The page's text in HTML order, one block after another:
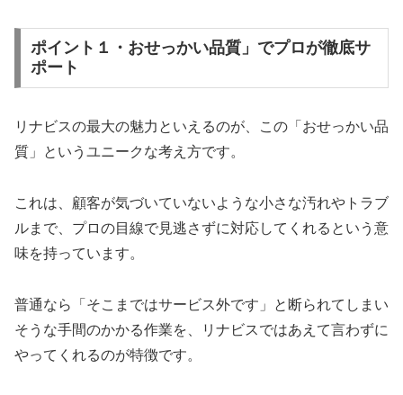
ポイント１・おせっかい品質」でプロが徹底サ
ポート
リナビスの最大の魅力といえるのが、この「おせっかい品
質」というユニークな考え方です。
これは、顧客が気づいていないような小さな汚れやトラブ
ルまで、プロの目線で見逃さずに対応してくれるという意
味を持っています。
普通なら「そこまではサービス外です」と断られてしまい
そうな手間のかかる作業を、リナビスではあえて言わずに
やってくれるのが特徴です。